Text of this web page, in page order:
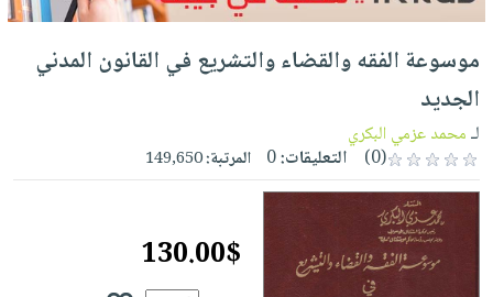
الأكثر
مبيعاً
جوائز
شحن
مخفض
عروض
خاصة
صفحات
الرئيسية
صدر
حديثاً
الأكثر
مبيعاً
كتب
مجانية
كتب
صوتية
الصفحة
الرئيسية
masmu3
حدود
أطفال
وناشئة
الصفحة
وسائل
موسوعة الفقه والقضاء والتشريع في القانون المدني
الجديد
لـمحمد عزمي البكري
(0)
التعليقات:0 المرتبة:149,650
130.00$